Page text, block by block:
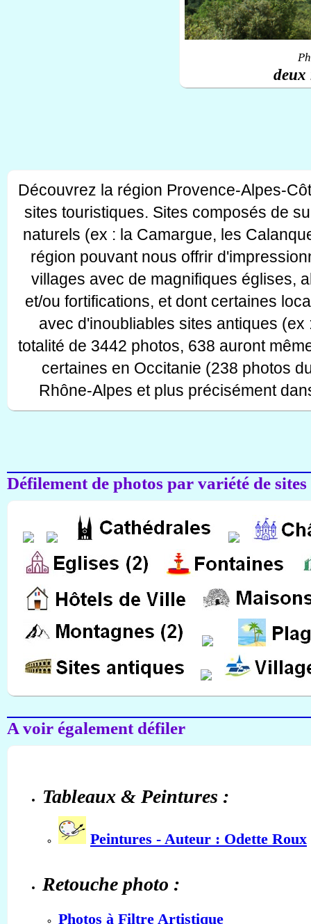
deux
Découvrez la région Provence-Alpes-
sites touristiques. Sites composés de
naturels (ex : la Camargue, les
région pouvant nous offrir
villages avec de magnifiques églises,
et/ou fortifications, et dont certaines
avec d'inoubliables sites antiques
totalité de 3442 photos, 638 auront
certaines en Occitanie (238 photos
Rhône-Alpes et plus précisément
Défilement de photos par variété de
A voir également défiler
Tableaux & Peintures :
Peintures - Auteur : Odette Roux
Retouche photo :
Photos à Filtre Artistique